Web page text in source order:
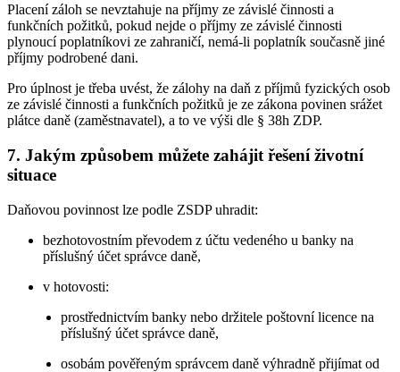
Placení záloh se nevztahuje na příjmy ze závislé činnosti a
funkčních požitků, pokud nejde o příjmy ze závislé činnosti
plynoucí poplatníkovi ze zahraničí, nemá-li poplatník současně jiné
příjmy podrobené dani.
Pro úplnost je třeba uvést, že zálohy na daň z příjmů fyzických osob
ze závislé činnosti a funkčních požitků je ze zákona povinen srážet
plátce daně (zaměstnavatel), a to ve výši dle § 38h ZDP.
7. Jakým způsobem můžete zahájit řešení životní
situace
Daňovou povinnost lze podle ZSDP uhradit:
bezhotovostním převodem z účtu vedeného u banky na
příslušný účet správce daně,
v hotovosti:
prostřednictvím banky nebo držitele poštovní licence na
příslušný účet správce daně,
osobám pověřeným správcem daně výhradně přijímat od